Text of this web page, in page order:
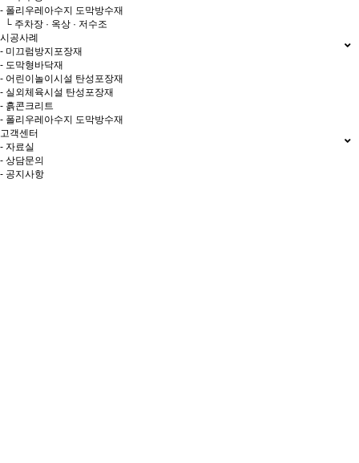
- 폴리우레아수지 도막방수재
└ 주차장 · 옥상 · 저수조
시공사례
- 미끄럼방지포장재
- 도막형바닥재
- 어린이놀이시설 탄성포장재
- 실외체육시설 탄성포장재
- 흙콘크리트
- 폴리우레아수지 도막방수재
고객센터
- 자료실
- 상담문의
- 공지사항